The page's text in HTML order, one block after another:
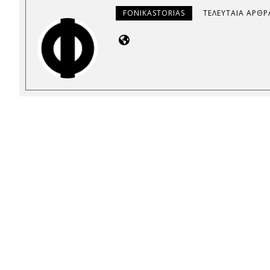
FONIKASTORIAS ΤΕΛΕΥΤΑΊΑ